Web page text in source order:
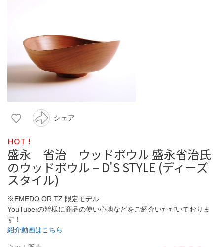
シェア
HOT !
盛永 省治 ウッドボウル 盛永省治氏
のウッドボウル – D'S STYLE (ディーズ
スタイル)
※EMEDO.OR.TZ 限定モデル
YouTuberの皆様に商品の使い心地などをご紹介いただいておりま
す！
紹介動画はこちら